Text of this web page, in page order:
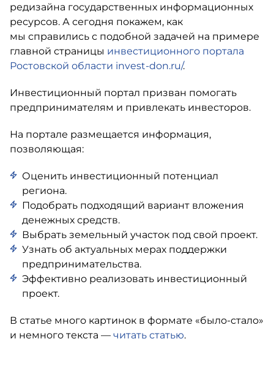
редизайна государственных информационных
ресурсов. А сегодня покажем, как
мы справились с подобной задачей на примере
главной страницы инвестиционного портала
Ростовской области invest-don.ru/.
Инвестиционный портал призван помогать
предпринимателям и привлекать инвесторов.
На портале размещается информация,
позволяющая:
Оценить инвестиционный потенциал
региона.
Подобрать подходящий вариант вложения
денежных средств.
Выбрать земельный участок под свой проект.
Узнать об актуальных мерах поддержки
предпринимательства.
Эффективно реализовать инвестиционный
проект.
В статье много картинок в формате «было-стало»
и немного текста — читать статью.